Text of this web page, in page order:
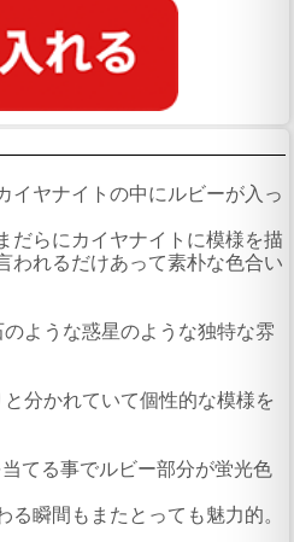
イヤナイトの中にルビーが入っ
だらにカイヤナイトに模様を描
われるだけあって素朴な色合い
ような惑星のような独特な雰
分かれていて個性的な模様を
てる事でルビー部分が蛍光色
瞬間もまたとっても魅力的。